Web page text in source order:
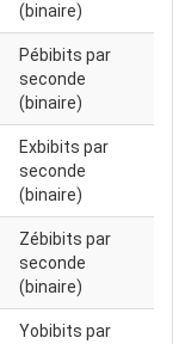
(binaire)
Pébibits par
seconde
(binaire)
Exbibits par
seconde
(binaire)
Zébibits par
seconde
(binaire)
Yobibits par